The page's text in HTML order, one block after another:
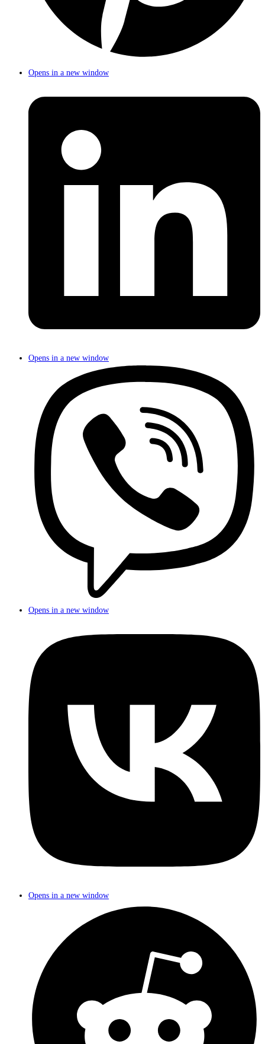
Opens in a new window
Opens in a new window
Opens in a new window
Opens in a new window